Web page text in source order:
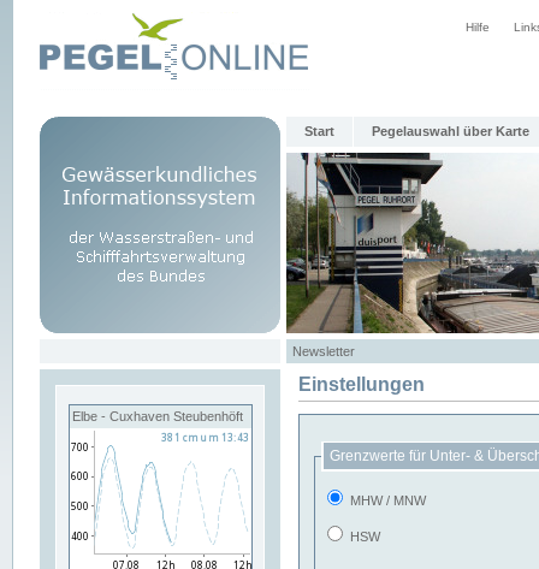
Hilfe
Start Pegelauswahl über Karte
Newsletter
Elbe - Cuxhaven Steubenhöft
Einstellungen
Grenzwerte für Unter- &
MHW / MNW
HSW